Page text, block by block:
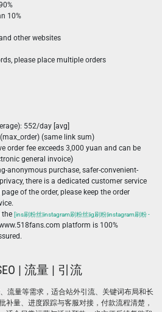
10%
other websites
please place multiple orders
552/day [avg]
(same link sum)
order fee exceeds 3,000 yuan and can be
general invoice)
anonymous purchase, safer-convenient-
there is a dedicated customer service
of the order, please keep the order
the [ins刷粉丝|instagram刷粉丝|ig刷粉|instagram刷粉 -
platform is 100%
| 流量 | 引流
流量等需求，适合站外引流、关键词布局和长
补量、进度跟踪与客服对接，付款流程清楚，